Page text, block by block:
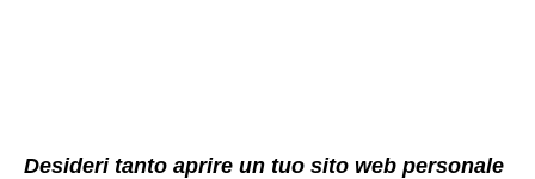
Desideri tanto aprire un tuo sito web personale